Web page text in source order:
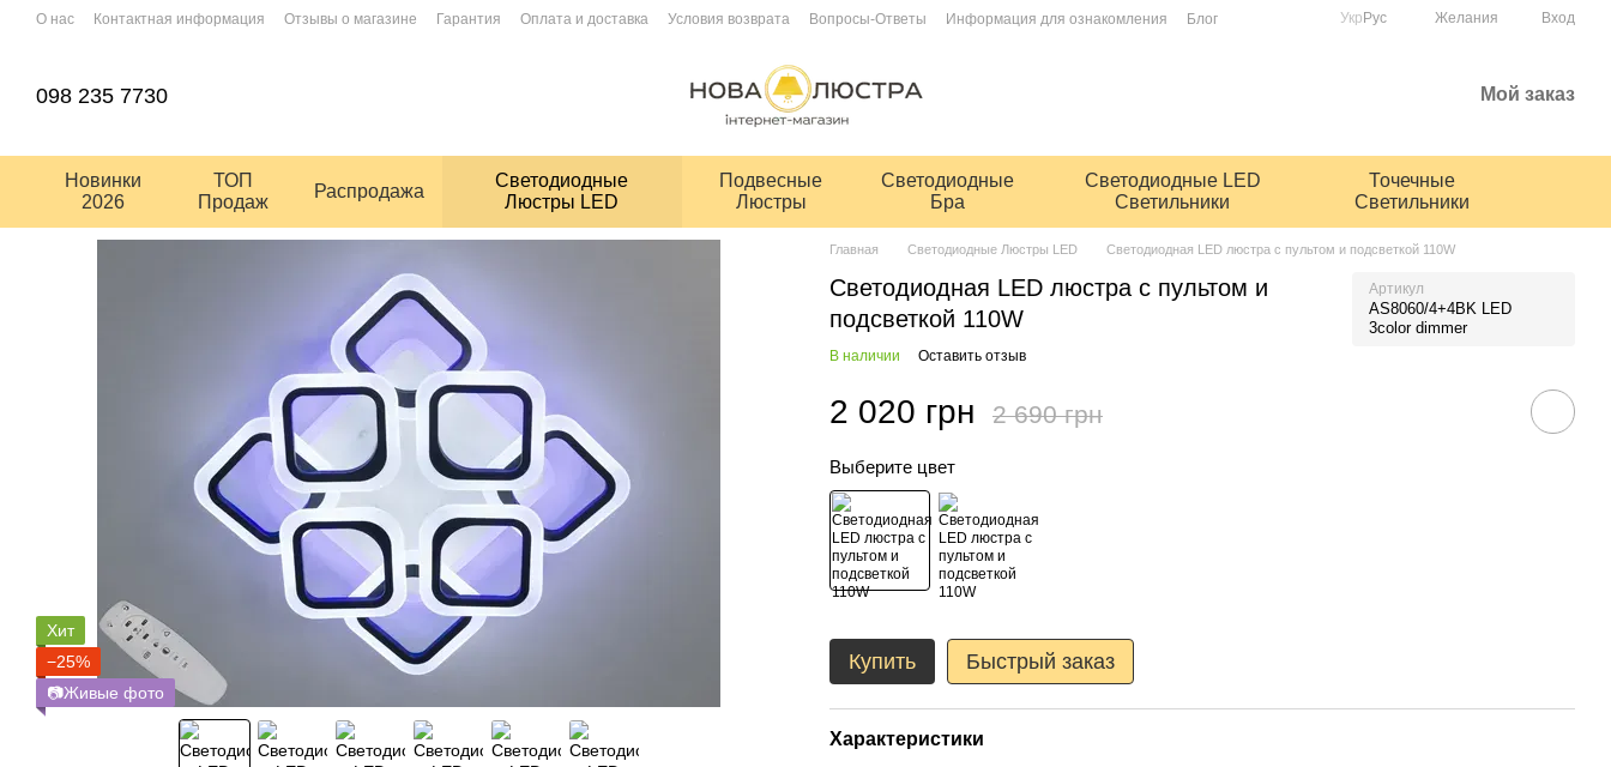
Перейти к основному контенту
О нас Контактная информация Отзывы о магазине Гарантия Оплата и доставка Условия возврата Вопросы-Ответы Информация для ознакомления
Блог
Укр Рус Желания Вход
098 235 7730 Мой заказ
Новинки
2026
ТОП
Продаж
Распродажа
Светодиодные
Люстры LED
Подвесные
Люстры
Светодиодные
Бра
Светодиодные LED
Светильники
Точечные
Светильники
Хит
−25%
📷Живые фото
Главная Светодиодные Люстры LED Светодиодная LED люстра с пультом и подсветкой 110W
Светодиодная LED люстра с пультом и
подсветкой 110W
Артикул
AS8060/4+4BK LED
3color dimmer
В наличии Оставить отзыв
2 020 грн 2 690 грн
Выберите цвет
Купить Быстрый заказ
Характеристики